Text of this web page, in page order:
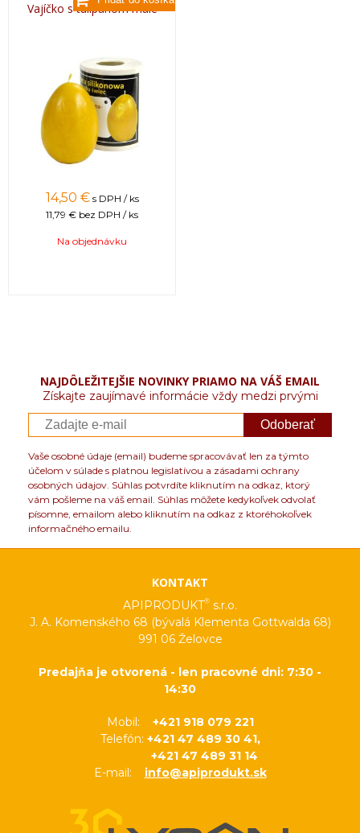
Vajíčko s tulipánom malé
14,50 € s DPH / ks
11,79 € bez DPH / ks
Na objednávku
NAJDÔLEŽITEJŠIE NOVINKY PRIAMO NA VÁŠ EMAIL
Získajte zaujímavé informácie vždy medzi prvými
Odoberať
Vaše osobné údaje (email) budeme spracovávať len za týmto
účelom v súlade s platnou legislatívou a zásadami ochrany
osobných údajov. Súhlas potvrdíte kliknutím na odkaz, ktorý
vám pošleme na váš email. Súhlas môžete kedykoľvek odvolať
písomne, emailom alebo kliknutím na odkaz z ktoréhokoľvek
informačného emailu.
KONTAKT
APIPRODUKT® s.r.o.
J. A. Komenského 68 (bývalá Klementa Gottwalda 68)
991 06 Želovce
Predajňa je otvorená - len pracovné dni: 7:30 -
14:30
Mobil: +421 918 079 221
Telefón: +421 47 489 30 41,
+421 47 489 31 14
E-mail: info@apiprodukt.sk